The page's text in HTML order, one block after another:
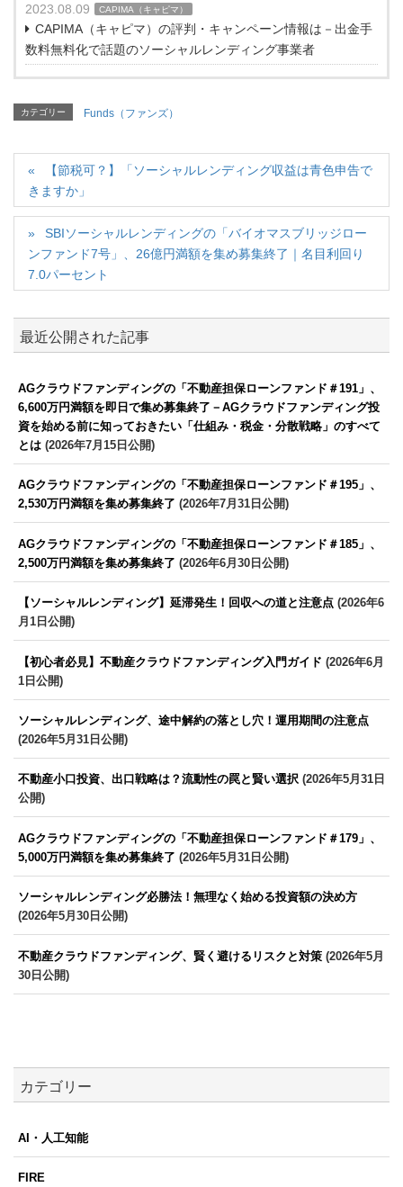
2023.08.09 CAPIMA（キャピマ）
CAPIMA（キャピマ）の評判・キャンペーン情報は－出金手
数料無料化で話題のソーシャルレンディング事業者
カテゴリー Funds（ファンズ）
【節税可？】「ソーシャルレンディング収益は青色申告で
きますか」
SBIソーシャルレンディングの「バイオマスブリッジロー
ンファンド7号」、26億円満額を集め募集終了｜名目利回り
7.0パーセント
最近公開された記事
AGクラウドファンディングの「不動産担保ローンファンド＃191」、
6,600万円満額を即日で集め募集終了－AGクラウドファンディング投
資を始める前に知っておきたい「仕組み・税金・分散戦略」のすべて
とは (2026年7月15日公開)
AGクラウドファンディングの「不動産担保ローンファンド＃195」、
2,530万円満額を集め募集終了 (2026年7月31日公開)
AGクラウドファンディングの「不動産担保ローンファンド＃185」、
2,500万円満額を集め募集終了 (2026年6月30日公開)
【ソーシャルレンディング】延滞発生！回収への道と注意点 (2026年6
月1日公開)
【初心者必見】不動産クラウドファンディング入門ガイド (2026年6月
1日公開)
ソーシャルレンディング、途中解約の落とし穴！運用期間の注意点
(2026年5月31日公開)
不動産小口投資、出口戦略は？流動性の罠と賢い選択 (2026年5月31日
公開)
AGクラウドファンディングの「不動産担保ローンファンド＃179」、
5,000万円満額を集め募集終了 (2026年5月31日公開)
ソーシャルレンディング必勝法！無理なく始める投資額の決め方
(2026年5月30日公開)
不動産クラウドファンディング、賢く避けるリスクと対策 (2026年5月
30日公開)
カテゴリー
AI・人工知能
FIRE